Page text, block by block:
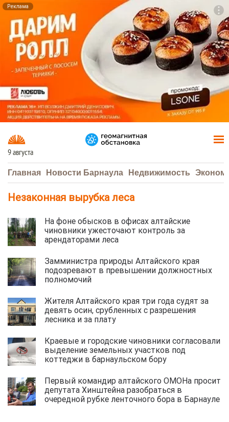
Реклама
9 августа
Главная Новости Барнаула Недвижимость
Незаконная вырубка леса
На фоне обысков в офисах алтайские
чиновники ужесточают контроль за
арендаторами леса
Замминистра природы Алтайского края
подозревают в превышении должностных
полномочий
Жителя Алтайского края три года судят за
девять осин, срубленных с разрешения
лесника и за плату
Краевые и городские чиновники согласовали
выделение земельных участков под
коттеджи в барнаульском бору
Первый командир алтайского ОМОНа просит
депутата Хинштейна разобраться в
очередной рубке ленточного бора в Барнауле